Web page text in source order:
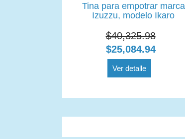
Tina para empotrar marca
Izuzzu, modelo Ikaro
$40,325.98
$25,084.94
Ver detalle